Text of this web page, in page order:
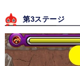
第3ステージ